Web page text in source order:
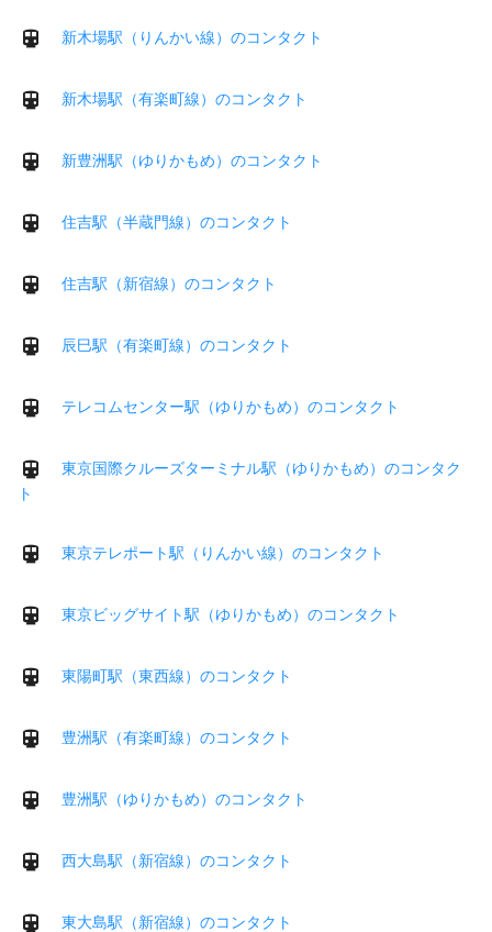
新木場駅（りんかい線）のコンタクト
新木場駅（有楽町線）のコンタクト
新豊洲駅（ゆりかもめ）のコンタクト
住吉駅（半蔵門線）のコンタクト
住吉駅（新宿線）のコンタクト
辰巳駅（有楽町線）のコンタクト
テレコムセンター駅（ゆりかもめ）のコンタクト
東京国際クルーズターミナル駅（ゆりかもめ）のコンタク
ト
東京テレポート駅（りんかい線）のコンタクト
東京ビッグサイト駅（ゆりかもめ）のコンタクト
東陽町駅（東西線）のコンタクト
豊洲駅（有楽町線）のコンタクト
豊洲駅（ゆりかもめ）のコンタクト
西大島駅（新宿線）のコンタクト
東大島駅（新宿線）のコンタクト